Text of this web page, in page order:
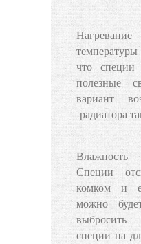
что специи
полезные
вариант
радиатора
Влажность
Специи
комком и
можно
выбросить
специи на